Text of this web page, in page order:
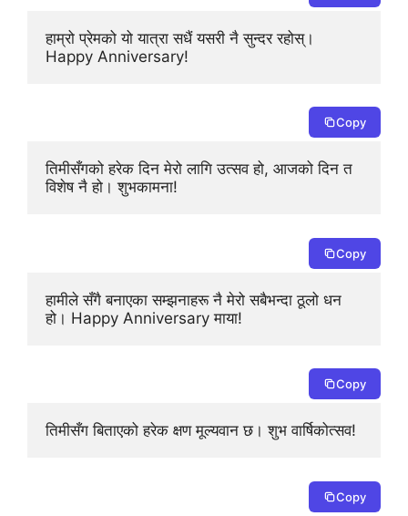
हाम्रो प्रेमको यो यात्रा सधैं यसरी नै सुन्दर रहोस्।
Happy Anniversary!
Copy
तिमीसँगको हरेक दिन मेरो लागि उत्सव हो, आजको दिन त
विशेष नै हो। शुभकामना!
Copy
हामीले सँगै बनाएका सम्झनाहरू नै मेरो सबैभन्दा ठूलो धन
हो। Happy Anniversary माया!
Copy
तिमीसँग बिताएको हरेक क्षण मूल्यवान छ। शुभ वार्षिकोत्सव!
Copy